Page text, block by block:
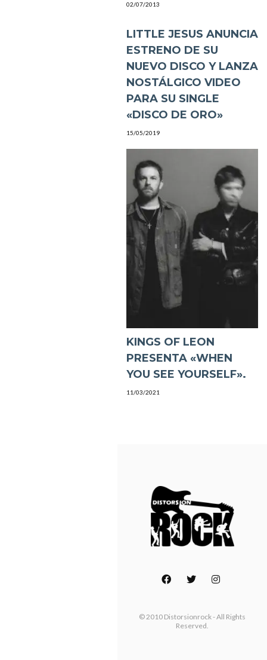
02/07/2013
LITTLE JESUS ANUNCIA
ESTRENO DE SU
NUEVO DISCO Y LANZA
NOSTÁLGICO VIDEO
PARA SU SINGLE
«DISCO DE ORO»
15/05/2019
KINGS OF LEON
PRESENTA «WHEN
YOU SEE YOURSELF».
11/03/2021
© 2010 Distorsionrock - All Rights
Reserved.